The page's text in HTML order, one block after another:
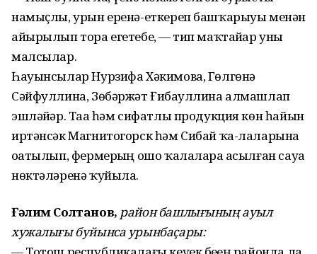
намыҫлы, урын еренә-еткереп башҡарыуы менән
айырылып тора егетебеҙ, — тип маҡтайҙар уны
малсылар.
Һауынсылар Нурзифа Хәкимова, Гөлгөнә
Сәйфуллина, Зөбәржәт Ғибаҙуллина алмашлап
эшләйҙәр. Таҙа һәм сифатлы продукция көн һайын
иртәнсәк Магнитогорск һәм Сибай ҡа-лаларына
оҙатылып, фермерҙың ошо ҡалаларҙа асылған сауҙа
нөктәләренә ҡуйыла.
Ғәлим Солтанов, район башлығының ауыл
хужалығы буйынса урынбаҫары: